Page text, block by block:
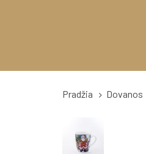
Pradžia Dovanos